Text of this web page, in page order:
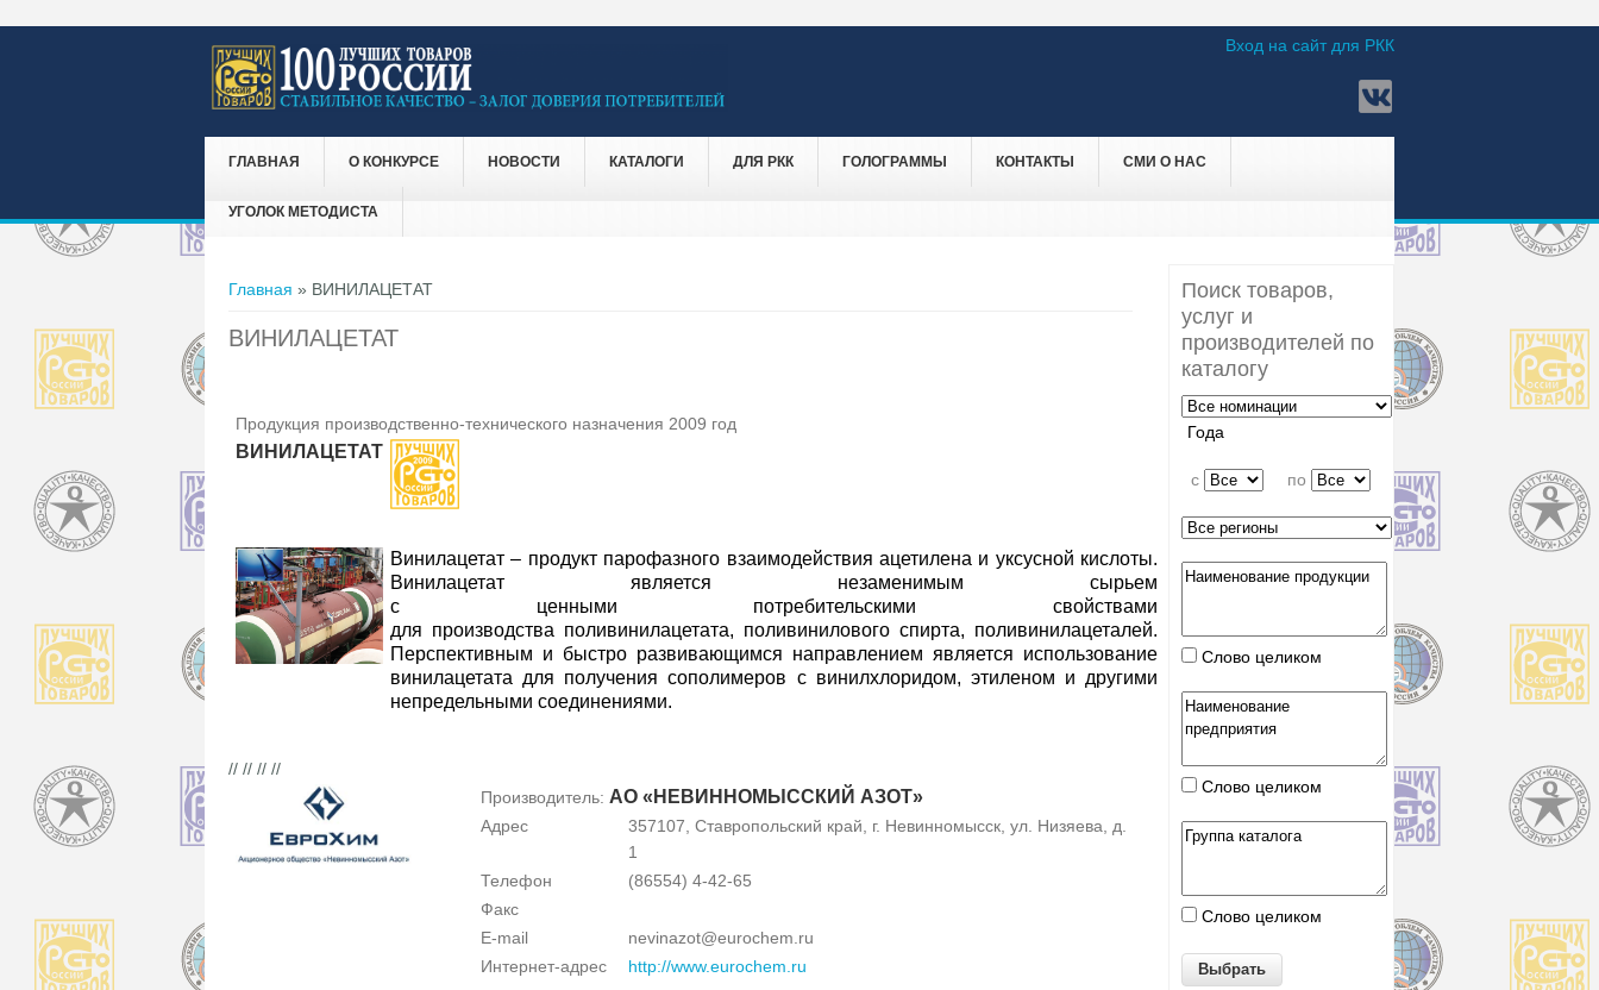
Вход на сайт для РКК
ГЛАВНАЯ О КОНКУРСЕ НОВОСТИ КАТАЛОГИ ДЛЯ РКК ГОЛОГРАММЫ КОНТАКТЫ СМИ О НАС
УГОЛОК МЕТОДИСТА
Вы здесь
Главная » ВИНИЛАЦЕТАТ
ВИНИЛАЦЕТАТ
Продукция производственно-технического назначения 2009 год
ВИНИЛАЦЕТАТ
Винилацетат – продукт парофазного взаимодействия ацетилена и уксусной кислоты.
Винилацетат является незаменимым сырьем
с ценными потребительскими свойствами
для производства поливинилацетата, поливинилового спирта, поливинилацеталей.
Перспективным и быстро развивающимся направлением является использование
винилацетата для получения сополимеров с винилхлоридом, этиленом и другими
непредельными соединениями.
// // // //
Производитель: АО «НЕВИННОМЫССКИЙ АЗОТ»
Адрес
357107, Ставропольский край, г. Невинномысск, ул. Низяева, д.
1
Телефон
(86554) 4-42-65
Факс
E-mail
nevinazot@eurochem.ru
Интернет-адрес
http://www.eurochem.ru
Поиск товаров,
услуг и
производителей по
каталогу
Года
c по
Слово целиком
Слово целиком
Слово целиком